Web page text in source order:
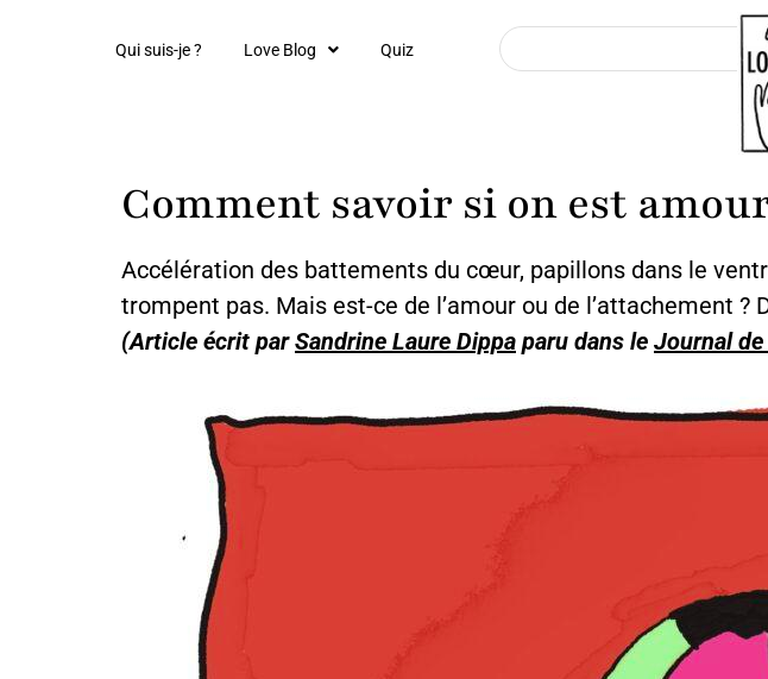
Qui suis-je ? Love Blog Quiz
Comment savoir si on est
Accélération des battements du cœur, papillons dans le
trompent pas. Mais est-ce de l’amour ou de l’attachement ?
(Article écrit parSandrine Laure Dippa paru dans le Journal